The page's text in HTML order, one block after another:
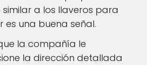
similar a los llaveros para
es una buena señal.
la compañía le
la dirección detallada